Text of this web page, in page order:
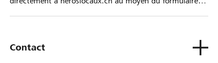
Contact